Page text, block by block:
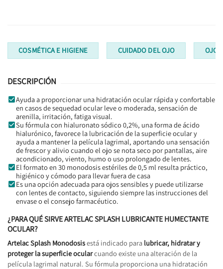
COSMÉTICA E HIGIENE CUIDADO DEL OJO
DESCRIPCIÓN
Ayuda a proporcionar una hidratación ocular rápida y confortable
en casos de sequedad ocular leve o moderada, sensación de
arenilla, irritación, fatiga visual.
Su fórmula con hialuronato sódico 0,2%, una forma de ácido
hialurónico, favorece la lubricación de la superficie ocular y
ayuda a mantener la película lagrimal, aportando una sensación
de frescor y alivio cuando el ojo se nota seco por pantallas, aire
acondicionado, viento, humo o uso prolongado de lentes.
El formato en 30 monodosis estériles de 0,5 ml resulta práctico,
higiénico y cómodo para llevar fuera de casa
Es una opción adecuada para ojos sensibles y puede utilizarse
con lentes de contacto, siguiendo siempre las instrucciones del
envase o el consejo farmacéutico.
¿PARA QUÉ SIRVE ARTELAC SPLASH LUBRICANTE HUMECTANTE
OCULAR?
Artelac Splash Monodosisestá indicado para lubricar, hidratar y
proteger la superficie ocularcuando existe una alteración de la
película lagrimal natural. Su fórmula proporciona una hidratación